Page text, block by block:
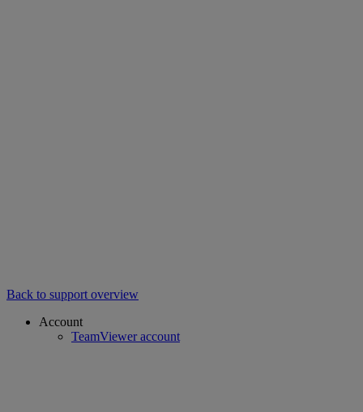
Back to support overview
Account
TeamViewer account